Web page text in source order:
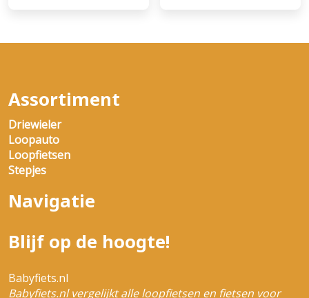
Assortiment
Driewieler
Loopauto
Loopfietsen
Stepjes
Navigatie
Blijf op de hoogte!
Babyfiets.nl
Babyfiets.nl vergelijkt alle loopfietsen en fietsen voor